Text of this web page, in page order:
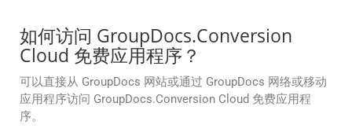
如何访问 GroupDocs.Conversion
Cloud 免费应用程序？
可以直接从 GroupDocs 网站或通过 GroupDocs 网络或移动
应用程序访问 GroupDocs.Conversion Cloud 免费应用程
序。